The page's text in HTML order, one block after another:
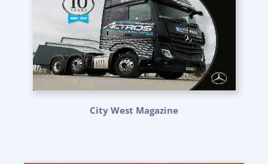
City West Magazine